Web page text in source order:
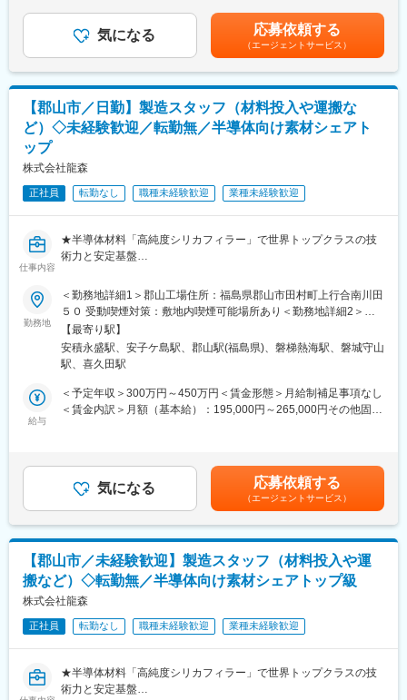
■働き方：
転勤無し、完全週休二日制、年間休日126日、残業はほぼ無し
（昨年実績）とワークライフバランスの整う非常に働きやすい環
境です。
■製品について
（EMC）に使用される機能性材料です。半導体の耐熱性や信頼性
向上に欠かせない材料として、スマートフォン、自動車、AI・デ
ータセンター向け機器など幅広い分野で採用されています。AIや
5G、自動運転技術の進展に伴い、より高性能な製品開発ニーズが
高まっています。
携わり、商品の設計、試作、及び顧客への提案を行います。当社
で扱っている粉体を始めとした各材料を要望に合わせて調合し製
造のレシピを作るようなイメージです。
・顧客ニーズに基づく製品企画・設計
・既存製品の品質改善・性能向上に向けた開発
・各種原料を組み合わせた配合設計（レシピ作成）
・評価結果をもとにした改良検討
■顧客：
価いただき引き合いも多いです。※新規開発に向けた評価・改善点
のご相談を行うために、顧客先へは月1~2回出向いていただきま
■配属部署
・設計開発部は設計・評価チーム、試作チーム分かれており、本
ポジションは設計・評価チームへの配属予定です。。※3～6ヶ月
の現場研修があります。また仕事に関連する各種セミナーへの参
・顧客要望をもとに新製品の設計を行い、目標性能を実現するた
めの配合や製造条件を検討します。試作は専任チームが担当する
転勤無し、完全週休二日制、年間休日126日、残業はほぼ無し
（昨年実績）とワークライフバランスの整う非常に働きやすい環
境です。
■製品について
当社が開発・製造する高純度シリカフィラーは、半導体封止材
（EMC）に使用される機能性材料です。半導体の耐熱性や信頼性
向上に欠かせない材料として、スマートフォン、自動車、AI・デ
ータセンター向け機器など幅広い分野で採用されています。AIや
5G、自動運転技術の進展に伴い、より高性能な製品開発ニーズが
高まっています。
1.5カ月×２回)■年収例：・600万円（32歳、経験10年）賃金はあ
くまでも目安の金額であり、選考を通じて上下する可能性があり
ます。月給(月額)は固定手当を含めた表記です。
気になる 応募依頼する
（エージェントサービス）
【郡山市／日勤】製造スタッフ（材料投入や運搬な
ど）◇未経験歓迎／転勤無／半導体向け素材シェアト
ップ
株式会社龍森
正社員 転勤なし 職種未経験歓迎 業種未経験歓迎
仕事内容
★半導体材料「高純度シリカフィラー」で世界トップクラスの技
術力と安定基盤
スマートフォンや自動車、AI機器などに欠かせない半導体材料を
製造する当社。世界中のメーカーから高い評価を受けており、今
後も需要拡大が見込まれています。当社では生産体制を強化する
ため、製造オペレーターを増員募集します。未経験の方でもイチ
から学べる教育体制を整えているため、モノづくりに興味がある
方を歓迎します。
・原料を混ぜ合わせる工程の対応
・製品を袋や大型容器へ充填・梱包
・フォークリフトを使用した製品の運搬・倉庫への格納
※完成品を20kg程度の袋に小分けにし運んでいただく作業もござ
います。
■働く環境：
・転勤は無く、異動の場合郡山市内の別工場となります。
・日勤のみ、土日祝休み、完全週休2日制（土日祝休み）
・残業時間：月平均20時間程度
・お弁当注文可能、冷蔵庫内の軽食や惣菜を100～200円程度で購
入可能
・シフトの組み方：部署朝礼を実施して、休日等の報告・希望を
勤務地
＜勤務地詳細1＞郡山工場住所：福島県郡山市田村町上行合南川田
５０ 受動喫煙対策：敷地内喫煙可能場所あり＜勤務地詳細2＞ク
レアリカ工場住所：福島県郡山市上伊豆島1-20 受動喫煙対策：敷
地内喫煙可能場所あり変更の範囲：会社の定める事業所
【最寄り駅】
安積永盛駅、安子ケ島駅、郡山駅(福島県)、磐梯熱海駅、磐城守山
駅、喜久田駅
給与
＜予定年収＞300万円～450万円＜賃金形態＞月給制補足事項なし
＜賃金内訳＞月額（基本給）：195,000円～265,000円その他固定
月）■賞与：年２回(実績：1～1.5カ月×２回)■年収例：・350万円
（27歳、経験5年）・450万円（32歳、経験10年）賃金はあくま
でも目安の金額であり、選考を通じて上下する可能性がありま
す。月給(月額)は固定手当を含めた表記です。
気になる 応募依頼する
（エージェントサービス）
【郡山市／未経験歓迎】製造スタッフ（材料投入や運
搬など）◇転勤無／半導体向け素材シェアトップ級
株式会社龍森
正社員 転勤なし 職種未経験歓迎 業種未経験歓迎
★半導体材料「高純度シリカフィラー」で世界トップクラスの技
術力と安定基盤